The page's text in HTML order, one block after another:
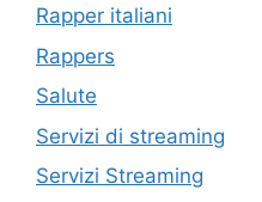
Rapper italiani
Rappers
Salute
Servizi di streaming
Servizi Streaming